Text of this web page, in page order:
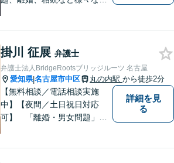
い！
掛川 征展 弁護士
弁護士法人BridgeRootsブリッジルーツ 名古屋
愛知県|名古屋市中区 丸の内駅 から徒歩2分
【無料相談／電話相談実施
中】【夜間／土日祝日対応
可】 「離婚・男女問題」
詳細を見
る